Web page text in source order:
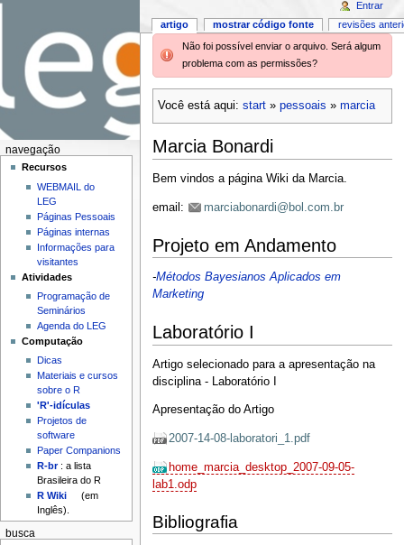
Não foi possível enviar o arquivo. Será algum
problema com as permissões?
Você está aqui: start» pessoais » marcia
Marcia Bonardi
Bem vindos a página Wiki da Marcia.
email: marciabonardi@bol.com.br
Projeto em Andamento
-Métodos Bayesianos Aplicados em
Marketing
Laboratório I
Artigo selecionado para a apresentação na
disciplina - Laboratório I
Apresentação do Artigo
2007-14-08-laboratori_1.pdf
home_marcia_desktop_2007-09-05-
lab1.odp
Bibliografia
artigo mostrar código fonte revisões
Entrar
navegação
Recursos
WEBMAIL do
LEG
Páginas Pessoais
Páginas internas
Informações para
visitantes
Atividades
Programação de
Seminários
Agenda do LEG
Computação
Dicas
Materiais e cursos
sobre o R
'R'-idículas
Projetos de
software
Paper Companions
R-br: a lista
Brasileira do R
R Wiki
(em
Inglês).
busca